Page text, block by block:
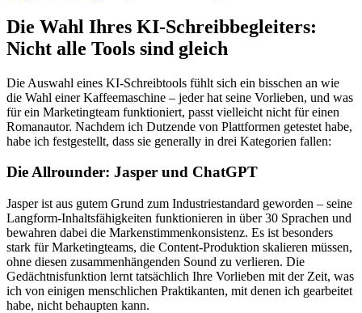
Die Wahl Ihres KI-Schreibbegleiters:
Nicht alle Tools sind gleich
Die Auswahl eines KI-Schreibtools fühlt sich ein bisschen an wie
die Wahl einer Kaffeemaschine – jeder hat seine Vorlieben, und was
für ein Marketingteam funktioniert, passt vielleicht nicht für einen
Romanautor. Nachdem ich Dutzende von Plattformen getestet habe,
habe ich festgestellt, dass sie generally in drei Kategorien fallen:
Die Allrounder: Jasper und ChatGPT
Jasper ist aus gutem Grund zum Industriestandard geworden – seine
Langform-Inhaltsfähigkeiten funktionieren in über 30 Sprachen und
bewahren dabei die Markenstimmenkonsistenz. Es ist besonders
stark für Marketingteams, die Content-Produktion skalieren müssen,
ohne diesen zusammenhängenden Sound zu verlieren. Die
Gedächtnisfunktion lernt tatsächlich Ihre Vorlieben mit der Zeit, was
ich von einigen menschlichen Praktikanten, mit denen ich gearbeitet
habe, nicht behaupten kann.